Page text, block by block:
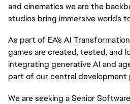
and cinematics we are the
studios bring immersive worlds
As part of EA’s AI
games are created, tested, and
integrating generative AI and
part of our central development
We are seeking a Senior